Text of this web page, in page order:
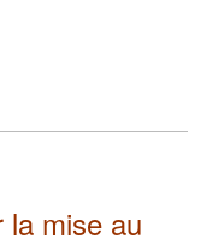
la mise au